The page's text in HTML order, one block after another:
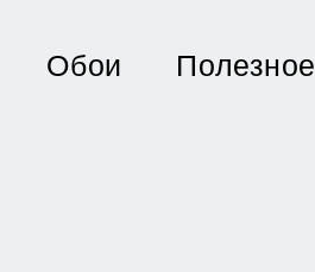
Обои Полезное